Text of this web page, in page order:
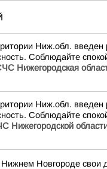
Ниж.обл. введен
Соблюдайте
Нижегородская
Ниж.обл. введен
Соблюдайте
Нижегородской
Новгороде свои